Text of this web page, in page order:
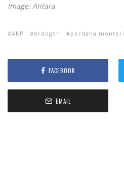
Image: Antara
AKP erdogan perdana menteri
FACEBOOK
EMAIL